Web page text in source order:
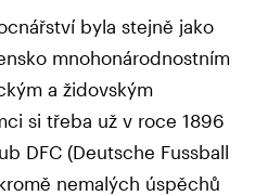
byla stejně jako
mnohonárodnostním
a židovským
si třeba už v roce 1896
DFC (Deutsche Fussball
nemalých úspěchů